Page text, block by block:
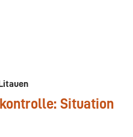
Situation